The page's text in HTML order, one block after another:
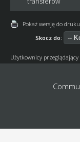
Pokaż wersję do druku
Skocz do:
Użytkownicy